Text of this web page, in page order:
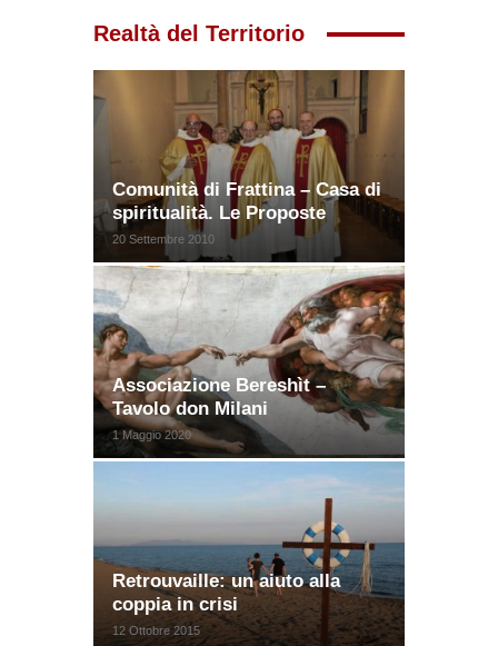
Realtà del Territorio
Comunità di Frattina – Casa di
spiritualità. Le Proposte
20 Settembre 2010
Associazione Bereshìt –
Tavolo don Milani
1 Maggio 2020
Retrouvaille: un aiuto alla
coppia in crisi
12 Ottobre 2015